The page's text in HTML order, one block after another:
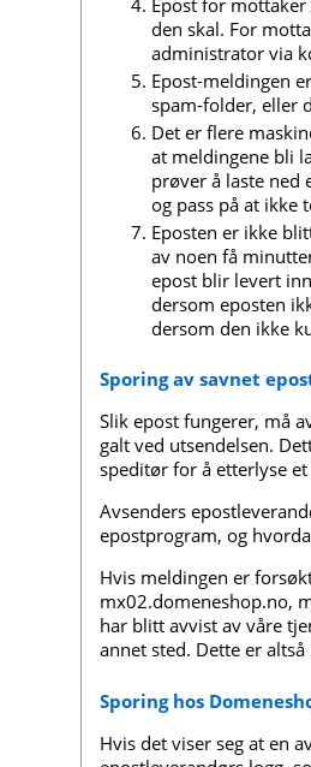
den skal. For
administrator via
Epost-meldingen
spam-folder, eller
Det er flere
at meldingene bli
prøver å laste ned
og pass på at ikke
Eposten er ikke
av noen få
epost blir levert
dersom eposten
dersom den ikke
Sporing av savnet
Slik epost fungerer, må
galt ved utsendelsen.
speditør for å etterlyse
Avsenders
epostprogram, og
Hvis meldingen er
mx02.domeneshop.no,
har blitt avvist av våre
annet sted. Dette er
Sporing hos
Hvis det viser seg at en